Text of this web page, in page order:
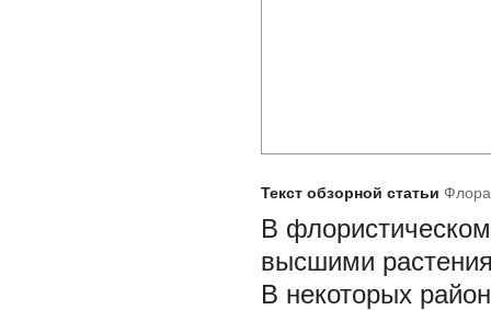
Текст обзорной статьи Флора
В
высшими
В некоторых